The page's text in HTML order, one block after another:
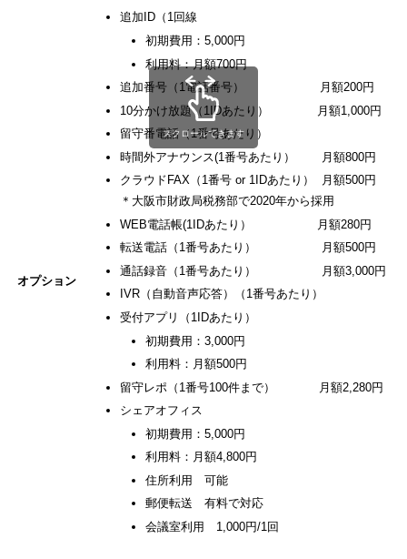
オプション
追加ID（1回線
初期費用：5,000円
利用料：月額700円
追加番号（1電話番号） 月額200円
10分かけ放題（1IDあたり） 月額1,000円
留守番電話（1番号あたり）
時間外アナウンス(1番号あたり） 月額800円
クラウドFAX（1番号 or 1IDあたり） 月額500円
＊大阪市財政局税務部で2020年から採用
WEB電話帳(1IDあたり） 月額280円
転送電話（1番号あたり） 月額500円
通話録音（1番号あたり） 月額3,000円
IVR（自動音声応答）（1番号あたり）
受付アプリ（1IDあたり）
初期費用：3,000円
利用料：月額500円
留守レポ（1番号100件まで） 月額2,280円
シェアオフィス
初期費用：5,000円
利用料：月額4,800円
住所利用 可能
郵便転送 有料で対応
会議室利用 1,000円/1回
スクロールできます